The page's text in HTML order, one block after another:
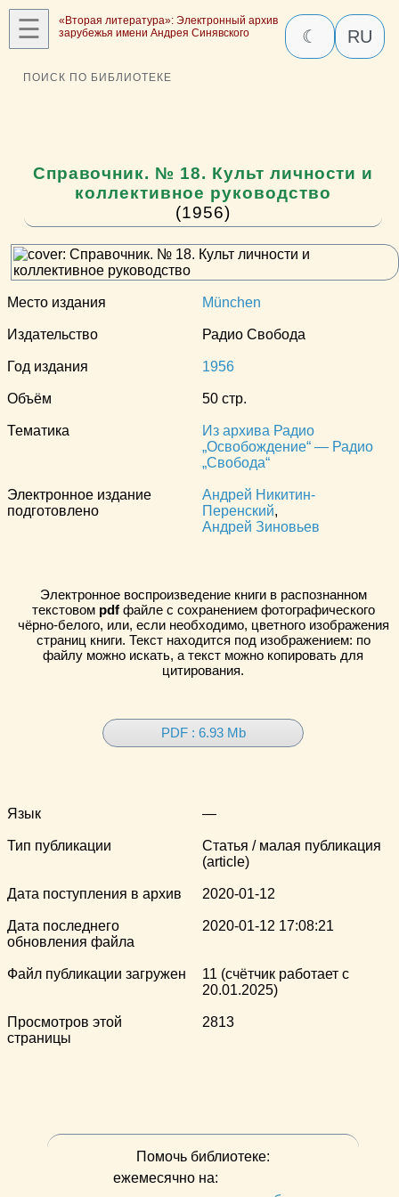
☰
«Вторая литература»: Электронный архив
зарубежья имени Андрея Синявского
☾ RU
ПОИСК ПО БИБЛИОТЕКЕ
Справочник. № 18. Культ личности и
коллективное руководство
(1956)
Место издания München
Издательство Радио Свобода
Год издания 1956
Объём 50 стр.
Тематика
Из архива Радио
„Освобождение“ — Радио
„Свобода“
Электронное издание
подготовлено
Андрей Никитин-
Перенский,
Андрей Зиновьев
Электронное воспроизведение книги в распознанном
текстовом pdfфайле с сохранением фотографического
чёрно-белого, или, если необходимо, цветного изображения
страниц книги. Текст находится под изображением: по
файлу можно искать, а текст можно копировать для
цитирования.
PDF : 6.93 Mb
Язык —
Тип публикации
Статья / малая публикация
(article)
Дата поступления в архив 2020-01-12
Дата последнего
обновления файла
2020-01-12 17:08:21
Файл публикации загружен
11 (счётчик работает с
20.01.2025)
Просмотров этой
страницы
2813
Помочь библиотеке:
ежемесячно на: